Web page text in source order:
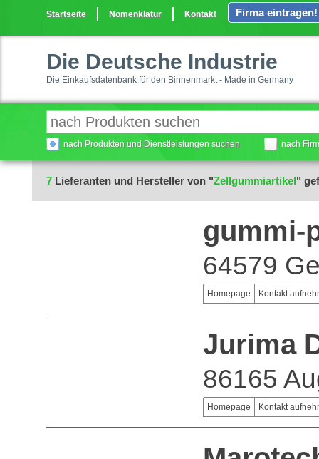
Startseite Nomenklatur Kontakt Firma eintragen!
Die Deutsche Industrie
Die Einkaufsdatenbank für den Binnenmarkt - Made in Germany
nach Produkten und Dienstleistungen suchen nach
7 Lieferanten und Hersteller von "Zellgummiartikel"
gummi-
64579
Homepage Kontakt
Jurima
86165
Homepage Kontakt